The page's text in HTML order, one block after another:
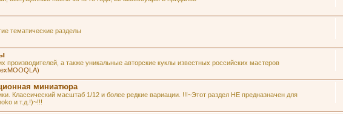
тематические разделы
производителей, а также уникальные авторские куклы известных российских мастеров
миниатюра
Классический масштаб 1/12 и более редкие вариации. !!!~Этот раздел НЕ предназначен для
и т.д.!)~!!!